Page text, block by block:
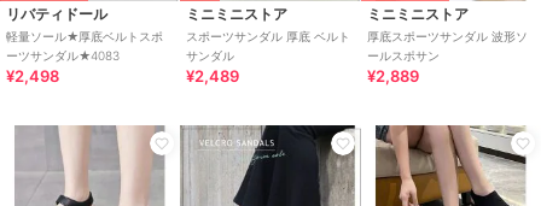
リバティドール
軽量ソール★厚底ベルトスポ
ーツサンダル★4083
¥2,498
ミニミニストア
スポーツサンダル 厚底 ベルト
サンダル
¥2,489
ミニミニストア
厚底スポーツサンダル 波形ソ
ールスポサン
¥2,889